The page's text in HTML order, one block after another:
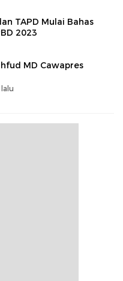
TAPD Mulai Bahas
2023
MD Cawapres